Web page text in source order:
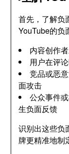
首先，了解负
YouTube的负
内容创作
用户在评
竞品或恶
面攻击
公众事件
生负面反馈
识别出这些负
牌更精准地制